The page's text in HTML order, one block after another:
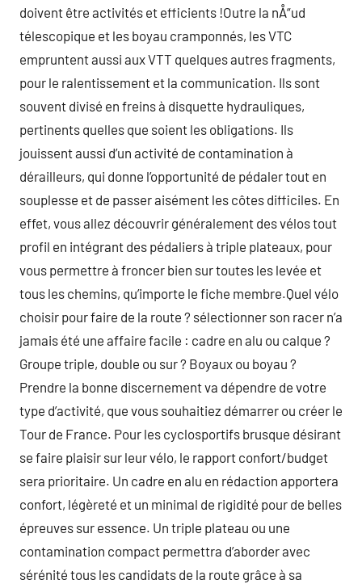
doivent être activités et efficients !Outre la nÅ“ud
télescopique et les boyau cramponnés, les VTC
empruntent aussi aux VTT quelques autres fragments,
pour le ralentissement et la communication. Ils sont
souvent divisé en freins à disquette hydrauliques,
pertinents quelles que soient les obligations. Ils
jouissent aussi d’un activité de contamination à
dérailleurs, qui donne l’opportunité de pédaler tout en
souplesse et de passer aisément les côtes difficiles. En
effet, vous allez découvrir généralement des vélos tout
profil en intégrant des pédaliers à triple plateaux, pour
vous permettre à froncer bien sur toutes les levée et
tous les chemins, qu’importe le fiche membre.Quel vélo
choisir pour faire de la route ? sélectionner son racer n’a
jamais été une affaire facile : cadre en alu ou calque ?
Groupe triple, double ou sur ? Boyaux ou boyau ?
Prendre la bonne discernement va dépendre de votre
type d’activité, que vous souhaitiez démarrer ou créer le
Tour de France. Pour les cyclosportifs brusque désirant
se faire plaisir sur leur vélo, le rapport confort/budget
sera prioritaire. Un cadre en alu en rédaction apportera
confort, légèreté et un minimal de rigidité pour de belles
épreuves sur essence. Un triple plateau ou une
contamination compact permettra d’aborder avec
sérénité tous les candidats de la route grâce à sa